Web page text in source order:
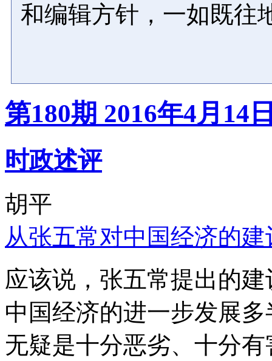
和编辑方针，一如既往
第180期 2016年4月14
时政述评
胡平
从张五常对中国经济的
应该说，张五常提出的
中国经济的进一步发展
无疑是十分恶劣、十分